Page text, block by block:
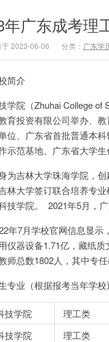
年广东成考理
于 2023-06-06 分类： 广东学
简介
学院（Zhuhai College of
育投资有限公司举办、
位、广东省首批普通本
示范基地、广东省大学生
为吉林大学珠海学院，
林大学签订联合培养专
技学院。 2021年5月，
年7月学校官网信息显示
仪器设备1.71亿，藏纸
师总数1802人，其中专
专业（根据报考当年学
技学院 理工类
技学院
理工类